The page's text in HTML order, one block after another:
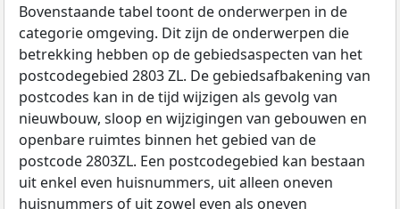
Bovenstaande tabel toont de onderwerpen in de
categorie omgeving. Dit zijn de onderwerpen die
betrekking hebben op de gebiedsaspecten van het
postcodegebied 2803 ZL. De gebiedsafbakening van
postcodes kan in de tijd wijzigen als gevolg van
nieuwbouw, sloop en wijzigingen van gebouwen en
openbare ruimtes binnen het gebied van de
postcode 2803ZL. Een postcodegebied kan bestaan
uit enkel even huisnummers, uit alleen oneven
huisnummers of uit zowel even als oneven